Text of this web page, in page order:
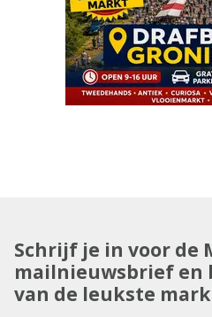
Schrijf je in voor de
mailnieuwsbrief en
van de leukste